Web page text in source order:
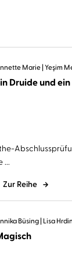
Marie Yeşim
Druide und
...
Zur Reihe
Büsing Lisa